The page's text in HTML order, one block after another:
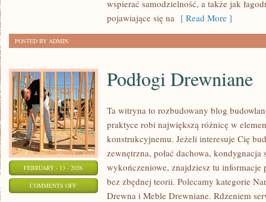
wspierać samodzielność, a także jak
pojawiające się na [ Read More ]
POSTED BY ADMIN
FEBRUARY - 13 - 2026
COMMENTS OFFON
Podłogi Drewniane
Ta witryna to rozbudowany blog
praktyce robi największą różnicę w
konstrukcyjnemu. Jeżeli interesuje Cię
zewnętrzna, połać dachowa,
wykończeniowe, znajdziesz tu informacje
bez zbędnej teorii. Polecamy kategorie
Drewna i Meble Drewniane. Rdzeniem